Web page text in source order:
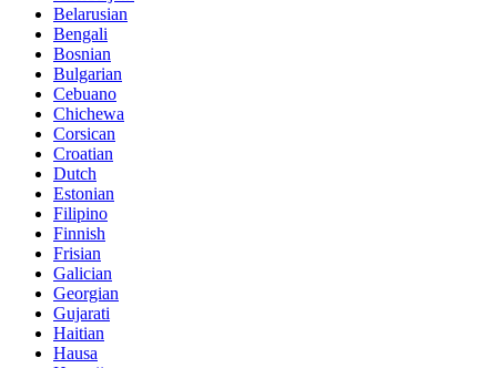
Belarusian
Bengali
Bosnian
Bulgarian
Cebuano
Chichewa
Corsican
Croatian
Dutch
Estonian
Filipino
Finnish
Frisian
Galician
Georgian
Gujarati
Haitian
Hausa